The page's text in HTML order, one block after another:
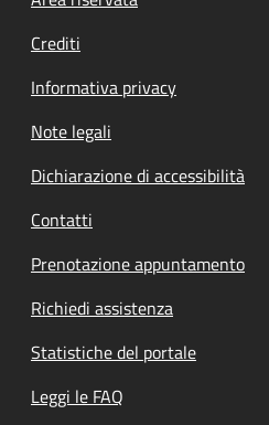
Crediti
Informativa privacy
Note legali
Dichiarazione di accessibilità
Contatti
Prenotazione appuntamento
Richiedi assistenza
Statistiche del portale
Leggi le FAQ